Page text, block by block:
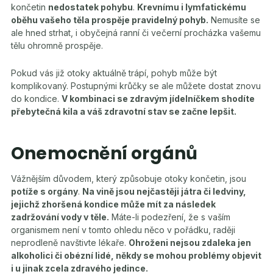
končetin nedostatek pohybu. Krevnímu i lymfatickému
oběhu vašeho těla prospěje pravidelný pohyb. Nemusíte se
ale hned strhat, i obyčejná ranní či večerní procházka vašemu
tělu ohromně prospěje.
Pokud vás již otoky aktuálně trápí, pohyb může být
komplikovaný. Postupnými krůčky se ale můžete dostat znovu
do kondice. V kombinaci se zdravým jídelníčkem shodíte
přebytečná kila a váš zdravotní stav se začne lepšit.
Onemocnění orgánů
Vážnějším důvodem, který způsobuje otoky končetin, jsou
potíže s orgány. Na vině jsou nejčastěji játra či ledviny,
jejichž zhoršená kondice může mít za následek
zadržování vody v těle. Máte-li podezření, že s vaším
organismem není v tomto ohledu něco v pořádku, raději
neprodleně navštivte lékaře. Ohroženi nejsou zdaleka jen
alkoholici či obézní lidé, někdy se mohou problémy objevit
i u jinak zcela zdravého jedince.